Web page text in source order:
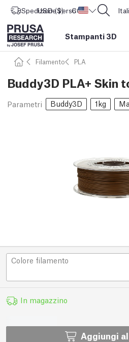
Spedizione verso Stati Uniti
USD ($) CORE One L: Ora disponibile!
Stampanti 3D
Filamento PLA
Buddy3D PLA+ Skin
Parametri Buddy3D 1kg
Colore filamento
In magazzino
Aggiungi